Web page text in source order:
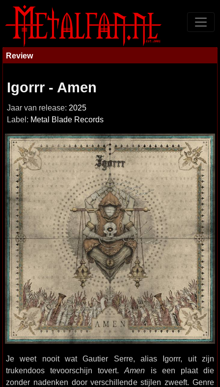
Review
Igorrr - Amen
Jaar van release: 2025
Label: Metal Blade Records
Je weet nooit wat Gautier Serre, alias Igorrr, uit zijn
trukendoos tevoorschijn tovert.Amen is een plaat die
zonder nadenken door verschillende stijlen zweeft. Genre